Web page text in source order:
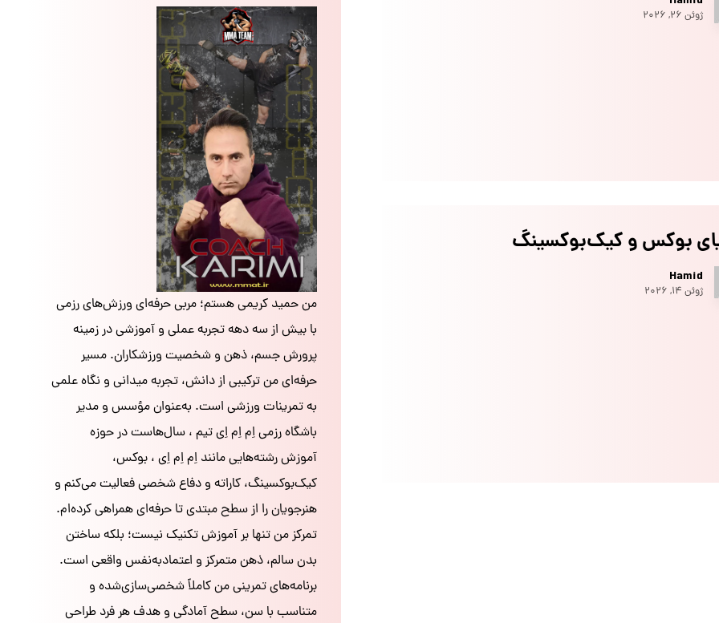
ژوئن ۲۶, ۲۰۲۶
بوکس و کیک‌بوکسینگ
Hamid
ژوئن ۱۴, ۲۰۲۶
من حمید کریمی هستم؛ مربی حرفه‌ای ورزش‌های رزمی
با بیش از سه دهه تجربه عملی و آموزشی در زمینه
پرورش جسم، ذهن و شخصیت ورزشکاران. مسیر
حرفه‌ای من ترکیبی از دانش، تجربه میدانی و نگاه علمی
به تمرینات ورزشی است. به‌عنوان مؤسس و مدیر
باشگاه رزمی اِم اِم اِی تیم ، سال‌هاست در حوزه
آموزش رشته‌هایی مانند اِم اِم اِی ، بوکس،
کیک‌بوکسینگ، کاراته و دفاع شخصی فعالیت می‌کنم و
هنرجویان را از سطح مبتدی تا حرفه‌ای همراهی کرده‌ام.
تمرکز من تنها بر آموزش تکنیک نیست؛ بلکه ساختن
بدن سالم، ذهن متمرکز و اعتمادبه‌نفس واقعی است.
برنامه‌های تمرینی من کاملاً شخصی‌سازی‌شده و
متناسب با سن، سطح آمادگی و هدف هر فرد طراحی